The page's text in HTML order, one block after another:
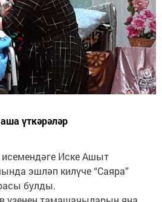
үткәрәләр
Иске Ашыт
эшләп килүче “Саяра”
булды.